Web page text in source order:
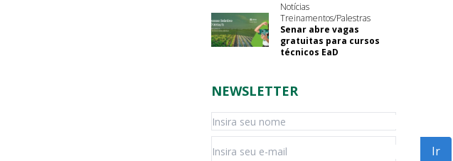
Notícias
Treinamentos/Palestras
Senar abre vagas
gratuitas para cursos
técnicos EaD
NEWSLETTER